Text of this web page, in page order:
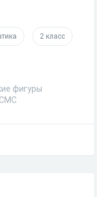
2 класс
фигуры
СМС